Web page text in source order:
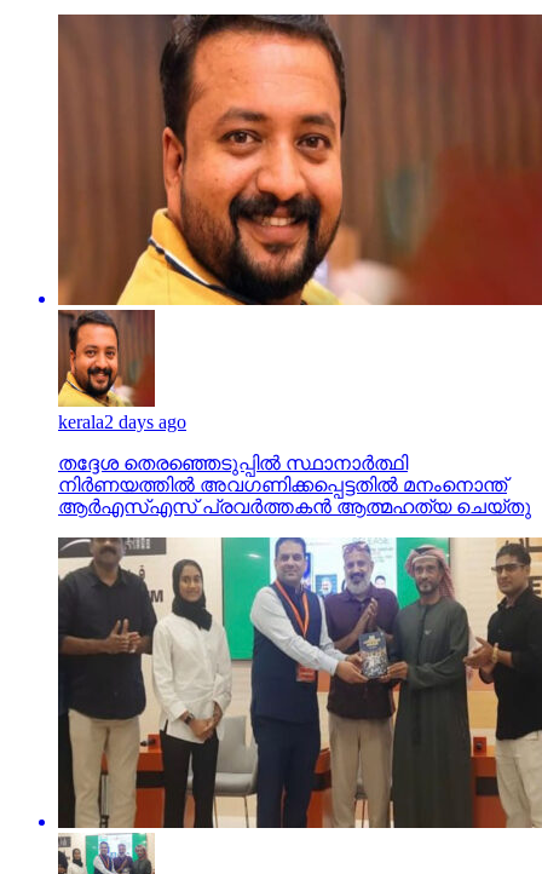
kerala2 days ago
തദ്ദേശ തെരഞ്ഞെടുപ്പില്‍ സ്ഥാനാര്‍ത്ഥി
നിര്‍ണയത്തില്‍ അവഗണിക്കപ്പെട്ടതില്‍ മനംനൊന്ത്
ആര്‍എസ്എസ് പ്രവര്‍ത്തകന്‍ ആത്മഹത്യ ചെയ്തു